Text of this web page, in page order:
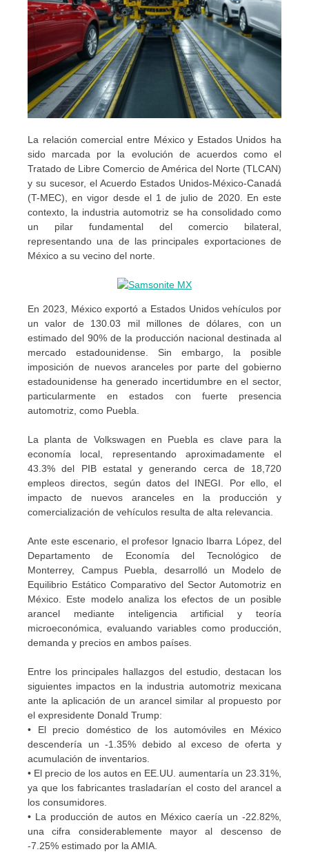
La relación comercial entre México y Estados Unidos ha
sido marcada por la evolución de acuerdos como el
Tratado de Libre Comercio de América del Norte (TLCAN)
y su sucesor, el Acuerdo Estados Unidos-México-Canadá
(T-MEC), en vigor desde el 1 de julio de 2020. En este
contexto, la industria automotriz se ha consolidado como
un pilar fundamental del comercio bilateral,
representando una de las principales exportaciones de
México a su vecino del norte.
En 2023, México exportó a Estados Unidos vehículos por
un valor de 130.03 mil millones de dólares, con un
estimado del 90% de la producción nacional destinada al
mercado estadounidense. Sin embargo, la posible
imposición de nuevos aranceles por parte del gobierno
estadounidense ha generado incertidumbre en el sector,
particularmente en estados con fuerte presencia
automotriz, como Puebla.
La planta de Volkswagen en Puebla es clave para la
economía local, representando aproximadamente el
43.3% del PIB estatal y generando cerca de 18,720
empleos directos, según datos del INEGI. Por ello, el
impacto de nuevos aranceles en la producción y
comercialización de vehículos resulta de alta relevancia.
Ante este escenario, el profesor Ignacio Ibarra López, del
Departamento de Economía del Tecnológico de
Monterrey, Campus Puebla, desarrolló un Modelo de
Equilibrio Estático Comparativo del Sector Automotriz en
México. Este modelo analiza los efectos de un posible
arancel mediante inteligencia artificial y teoría
microeconómica, evaluando variables como producción,
demanda y precios en ambos países.
Entre los principales hallazgos del estudio, destacan los
siguientes impactos en la industria automotriz mexicana
ante la aplicación de un arancel similar al propuesto por
el expresidente Donald Trump:
• El precio doméstico de los automóviles en México
descendería un -1.35% debido al exceso de oferta y
acumulación de inventarios.
• El precio de los autos en EE.UU. aumentaría un 23.31%,
ya que los fabricantes trasladarían el costo del arancel a
los consumidores.
• La producción de autos en México caería un -22.82%,
una cifra considerablemente mayor al descenso de
-7.25% estimado por la AMIA.